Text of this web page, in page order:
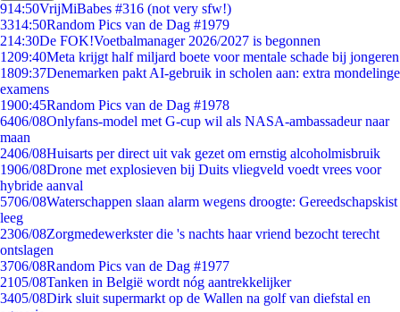
914:50VrijMiBabes #316 (not very sfw!)
3314:50Random Pics van de Dag #1979
214:30De FOK!Voetbalmanager 2026/2027 is begonnen
1209:40Meta krijgt half miljard boete voor mentale schade bij jongeren
1809:37Denemarken pakt AI-gebruik in scholen aan: extra mondelinge
examens
1900:45Random Pics van de Dag #1978
6406/08Onlyfans-model met G-cup wil als NASA-ambassadeur naar
maan
2406/08Huisarts per direct uit vak gezet om ernstig alcoholmisbruik
1906/08Drone met explosieven bij Duits vliegveld voedt vrees voor
hybride aanval
5706/08Waterschappen slaan alarm wegens droogte: Gereedschapskist
leeg
2306/08Zorgmedewerkster die 's nachts haar vriend bezocht terecht
ontslagen
3706/08Random Pics van de Dag #1977
2105/08Tanken in België wordt nóg aantrekkelijker
3405/08Dirk sluit supermarkt op de Wallen na golf van diefstal en